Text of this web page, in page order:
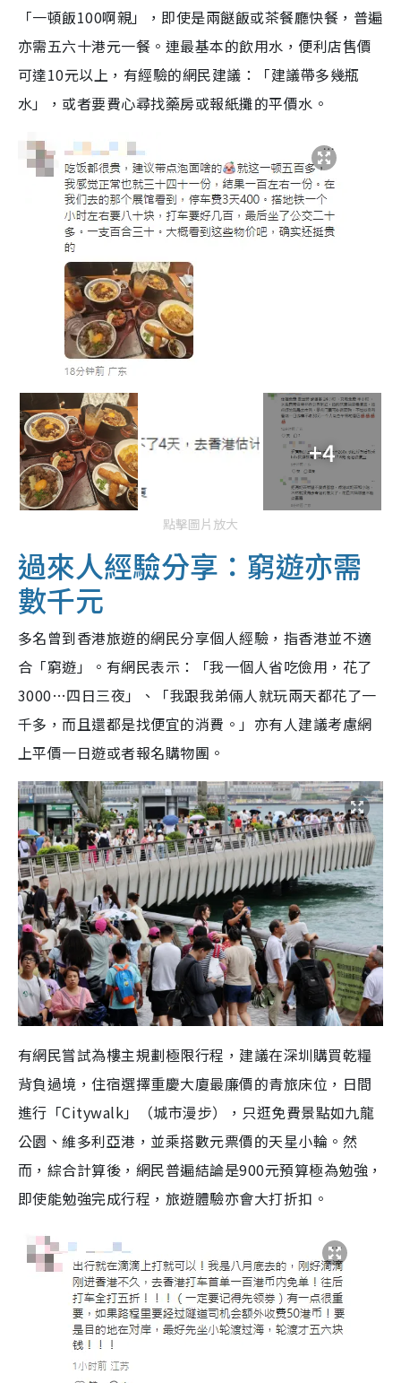
「一頓飯100啊親」，即使是兩餸飯或茶餐廳快餐，普遍
亦需五六十港元一餐。連最基本的飲用水，便利店售價
可達10元以上，有經驗的網民建議：「建議帶多幾瓶
水」，或者要費心尋找藥房或報紙攤的平價水。
+4
點擊圖片放大
過來人經驗分享：窮遊亦需
數千元
多名曾到香港旅遊的網民分享個人經驗，指香港並不適
合「窮遊」。有網民表示：「我一個人省吃儉用，花了
3000…四日三夜」、「我跟我弟倆人就玩兩天都花了一
千多，而且還都是找便宜的消費。」亦有人建議考慮網
上平價一日遊或者報名購物團。
有網民嘗試為樓主規劃極限行程，建議在深圳購買乾糧
背負過境，住宿選擇重慶大廈最廉價的青旅床位，日間
進行「Citywalk」（城市漫步），只逛免費景點如九龍
公園、維多利亞港，並乘搭數元票價的天星小輪。然
而，綜合計算後，網民普遍結論是900元預算極為勉強，
即使能勉強完成行程，旅遊體驗亦會大打折扣。